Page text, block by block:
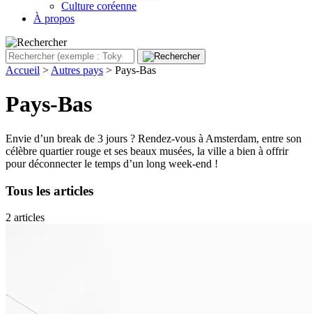
Culture coréenne
À propos
Accueil > Autres pays > Pays-Bas
Pays-Bas
Envie d’un break de 3 jours ? Rendez-vous à Amsterdam, entre son
célèbre quartier rouge et ses beaux musées, la ville a bien à offrir
pour déconnecter le temps d’un long week-end !
Tous les articles
2 articles